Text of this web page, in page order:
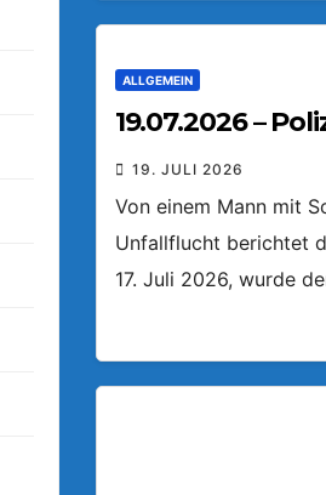
ALLGEMEIN
19.07.2026 –
19. JULI 2026
Von einem Mann mit
Unfallflucht berichtet
17. Juli 2026, wurde